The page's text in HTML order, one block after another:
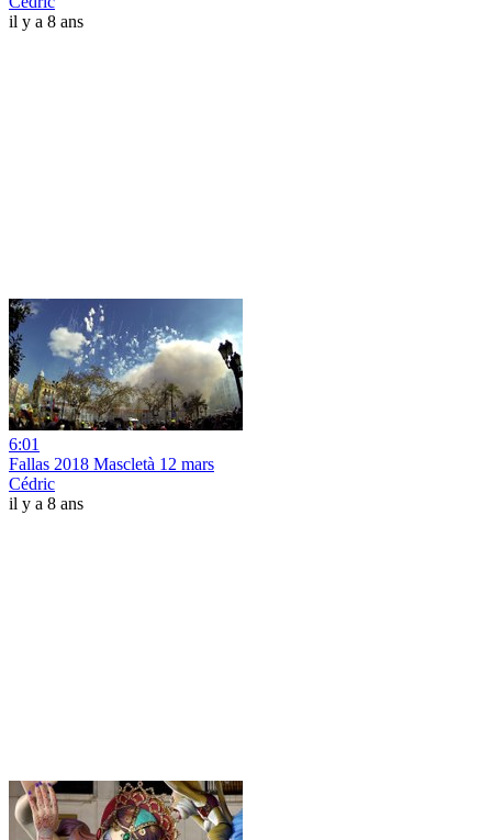
il y a 8 ans
6:01
Fallas 2018 Mascletà 12 mars
Cédric
il y a 8 ans